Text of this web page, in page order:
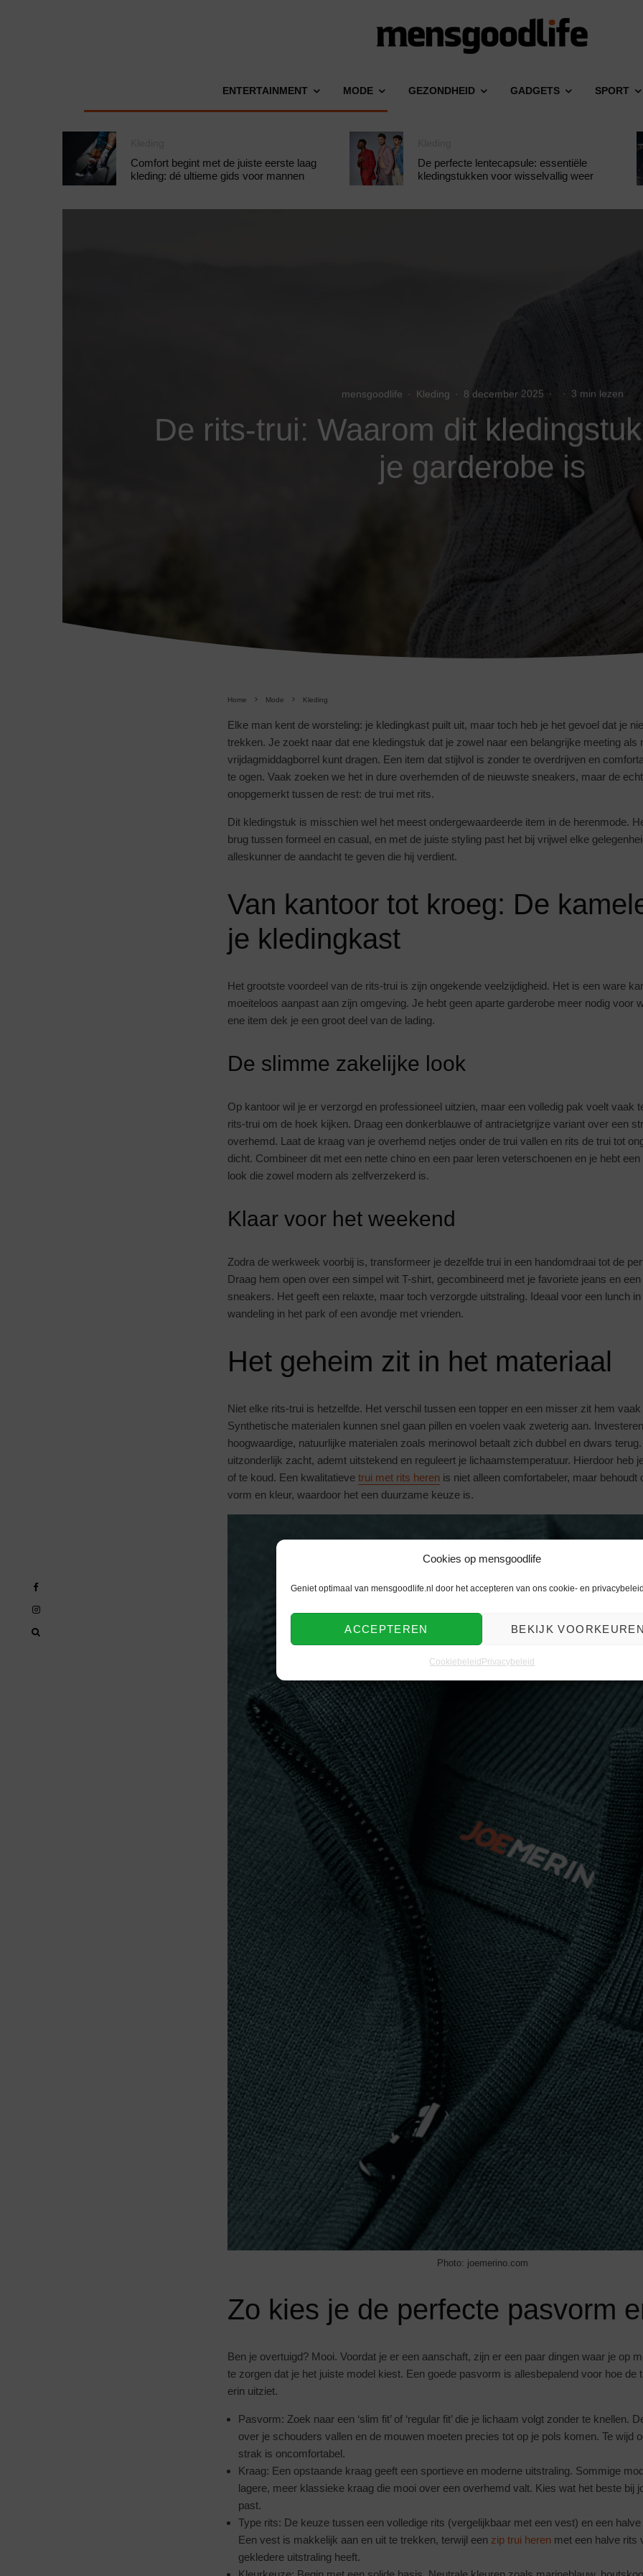
Cookies op mensgoodlife
Geniet optimaal van mensgoodlife.nl door het accepteren van ons cookie- en
ACCEPTEREN BEKIJK
Cookiebeleid Privacybeleid
ENTERTAINMENT MODE GEZONDHEID GADGETS SPORT
Comfort begint met de juiste eerste laag
kleding: dé ultieme gids voor mannen
De perfecte lentecapsule: essentiële
kledingstukken voor wisselvallig weer
mensgoodlife · Kleding · 8 december 2025 · · 3 min lezen
De rits-trui: Waarom dit
je garderobe is
Home Mode Kleding
Elke man kent de worsteling: je kledingkast puilt uit, maar toch heb je het gevoel dat je
trekken. Je zoekt naar dat ene kledingstuk dat je zowel naar een belangrijke meeting als
vrijdagmiddagborrel kunt dragen. Een item dat stijlvol is zonder te overdrijven en
te ogen. Vaak zoeken we het in dure overhemden of de nieuwste sneakers, maar de
onopgemerkt tussen de rest: de trui met rits.
Dit kledingstuk is misschien wel het meest ondergewaardeerde item in de herenmode.
brug tussen formeel en casual, en met de juiste styling past het bij vrijwel elke
alleskunner de aandacht te geven die hij verdient.
Van kantoor tot kroeg: De
je kledingkast
Het grootste voordeel van de rits-trui is zijn ongekende veelzijdigheid. Het is een ware
moeiteloos aanpast aan zijn omgeving. Je hebt geen aparte garderobe meer nodig voor
ene item dek je een groot deel van de lading.
De slimme zakelijke look
Op kantoor wil je er verzorgd en professioneel uitzien, maar een volledig pak voelt vaak
rits-trui om de hoek kijken. Draag een donkerblauwe of antracietgrijze variant over een
overhemd. Laat de kraag van je overhemd netjes onder de trui vallen en rits de trui tot
dicht. Combineer dit met een nette chino en een paar leren veterschoenen en je hebt
look die zowel modern als zelfverzekerd is.
Klaar voor het weekend
Zodra de werkweek voorbij is, transformeer je dezelfde trui in een handomdraai tot de
Draag hem open over een simpel wit T-shirt, gecombineerd met je favoriete jeans en
sneakers. Het geeft een relaxte, maar toch verzorgde uitstraling. Ideaal voor een lunch
wandeling in het park of een avondje met vrienden.
Het geheim zit in het materiaal
Niet elke rits-trui is hetzelfde. Het verschil tussen een topper en een misser zit hem
Synthetische materialen kunnen snel gaan pillen en voelen vaak zweterig aan.
hoogwaardige, natuurlijke materialen zoals merinowol betaalt zich dubbel en dwars
uitzonderlijk zacht, ademt uitstekend en reguleert je lichaamstemperatuur. Hierdoor heb
of te koud. Een kwalitatieve trui met rits heren is niet alleen comfortabeler, maar behoudt
vorm en kleur, waardoor het een duurzame keuze is.
Photo: joemerino.com
Zo kies je de perfecte pasvorm
Ben je overtuigd? Mooi. Voordat je er een aanschaft, zijn er een paar dingen waar je op
te zorgen dat je het juiste model kiest. Een goede pasvorm is allesbepalend voor hoe de
erin uitziet.
Pasvorm: Zoek naar een ‘slim fit’ of ‘regular fit’ die je lichaam volgt zonder te knellen.
over je schouders vallen en de mouwen moeten precies tot op je pols komen. Te wijd
strak is oncomfortabel.
Kraag: Een opstaande kraag geeft een sportieve en moderne uitstraling. Sommige
lagere, meer klassieke kraag die mooi over een overhemd valt. Kies wat het beste bij
past.
Type rits: De keuze tussen een volledige rits (vergelijkbaar met een vest) en een
Een vest is makkelijk aan en uit te trekken, terwijl een zip trui heren met een halve rits
gekledere uitstraling heeft.